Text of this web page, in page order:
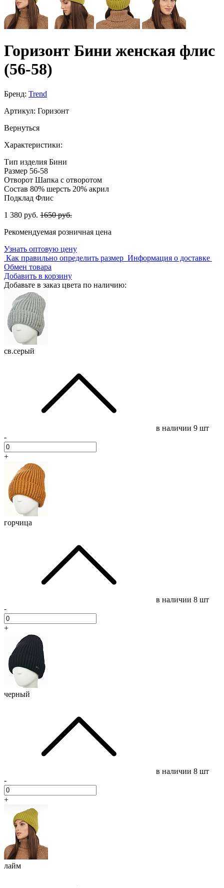
Горизонт Бини женская флис
(56-58)
Бренд: Trend
Артикул: Горизонт
Вернуться
Характеристики:
Тип изделия Бини
Размер 56-58
Отворот Шапка с отворотом
Состав 80% шерсть 20% акрил
Подклад Флис
1 380 руб. 1650 руб.
Рекомендуемая розничная цена
Узнать оптовую цену
Как правильно определить размер Информация о доставке
Обмен товара
Добавить в корзину
Добавьте в заказ цвета по наличию:
св.серый
в наличии 9 шт
-
+
горчица
в наличии 8 шт
-
+
черный
в наличии 8 шт
-
+
лайм